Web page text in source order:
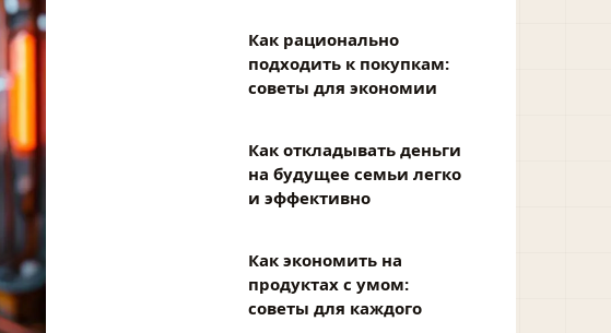
Как рационально
подходить к покупкам:
советы для экономии
Как откладывать деньги
на будущее семьи легко
и эффективно
Как экономить на
продуктах с умом:
советы для каждого